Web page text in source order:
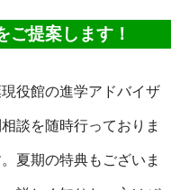
ご提案します！
役館の進学アドバイザ
談を随時行っておりま
夏期の特典もございま